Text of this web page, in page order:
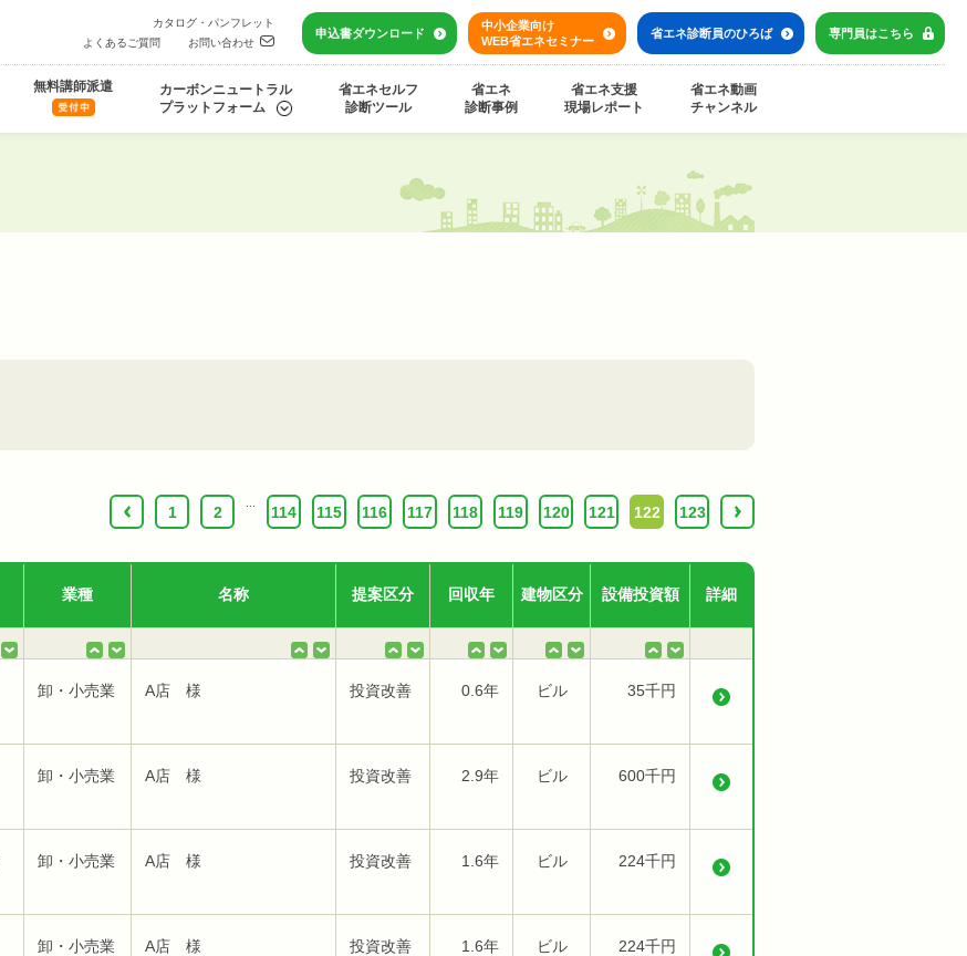
カタログ・パンフレット
よくあるご質問
お問い合わせ
申込書ダウンロード
中小企業向け
WEB省エネセミナー
省エネ診断員のひろば 専門員はこちら
無料講師派遣
カーボンニュートラル
プラットフォーム
省エネセルフ
診断ツール
省エネ
診断事例
省エネ支援
現場レポート
省エネ動画
チャンネル
‹
1 2 114 115 116 117 118 119 120 121 122 123 ›
業種 名称 提案区分 回収年 建物区分 設備投資額 詳細
卸・小売業 A店 様 投資改善 0.6年 ビル 35千円
卸・小売業 A店 様 投資改善 2.9年 ビル 600千円
卸・小売業 A店 様 投資改善 1.6年 ビル 224千円
卸・小売業 A店 様 投資改善 1.6年 ビル 224千円